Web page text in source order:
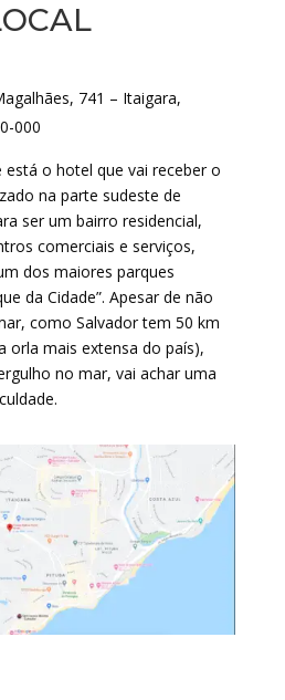
741 – Itaigara,
000
o hotel que vai receber o
na parte sudeste de
ser um bairro residencial,
comerciais e serviços,
dos maiores parques
da Cidade”. Apesar de não
como Salvador tem 50 km
orla mais extensa do país),
no mar, vai achar uma